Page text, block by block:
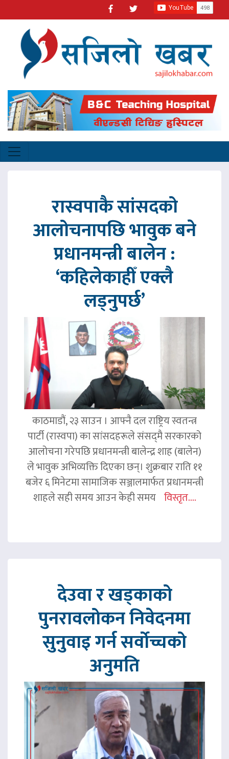
रास्वपाकै सांसदको
आलोचनापछि भावुक बने
प्रधानमन्त्री बालेन :
‘कहिलेकाहीँ एक्लै
लड्नुपर्छ’
काठमाडौं, २३ साउन । आफ्नै दल राष्ट्रिय स्वतन्त्र
पार्टी (रास्वपा) का सांसदहरूले संसद्‌मै सरकारको
आलोचना गरेपछि प्रधानमन्त्री बालेन्द्र शाह (बालेन)
ले भावुक अभिव्यक्ति दिएका छन्। शुक्रबार राति ११
बजेर ६ मिनेटमा सामाजिक सञ्जालमार्फत प्रधानमन्त्री
शाहले सही समय आउन केही समय विस्तृत....
देउवा र खड्काको
पुनरावलोकन निवेदनमा
सुनुवाइ गर्न सर्वोच्चको
अनुमति